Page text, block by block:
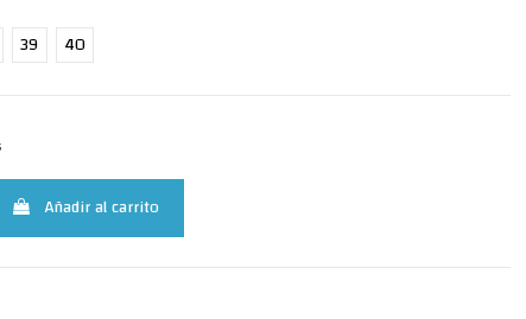
39 40
Añadir al carrito